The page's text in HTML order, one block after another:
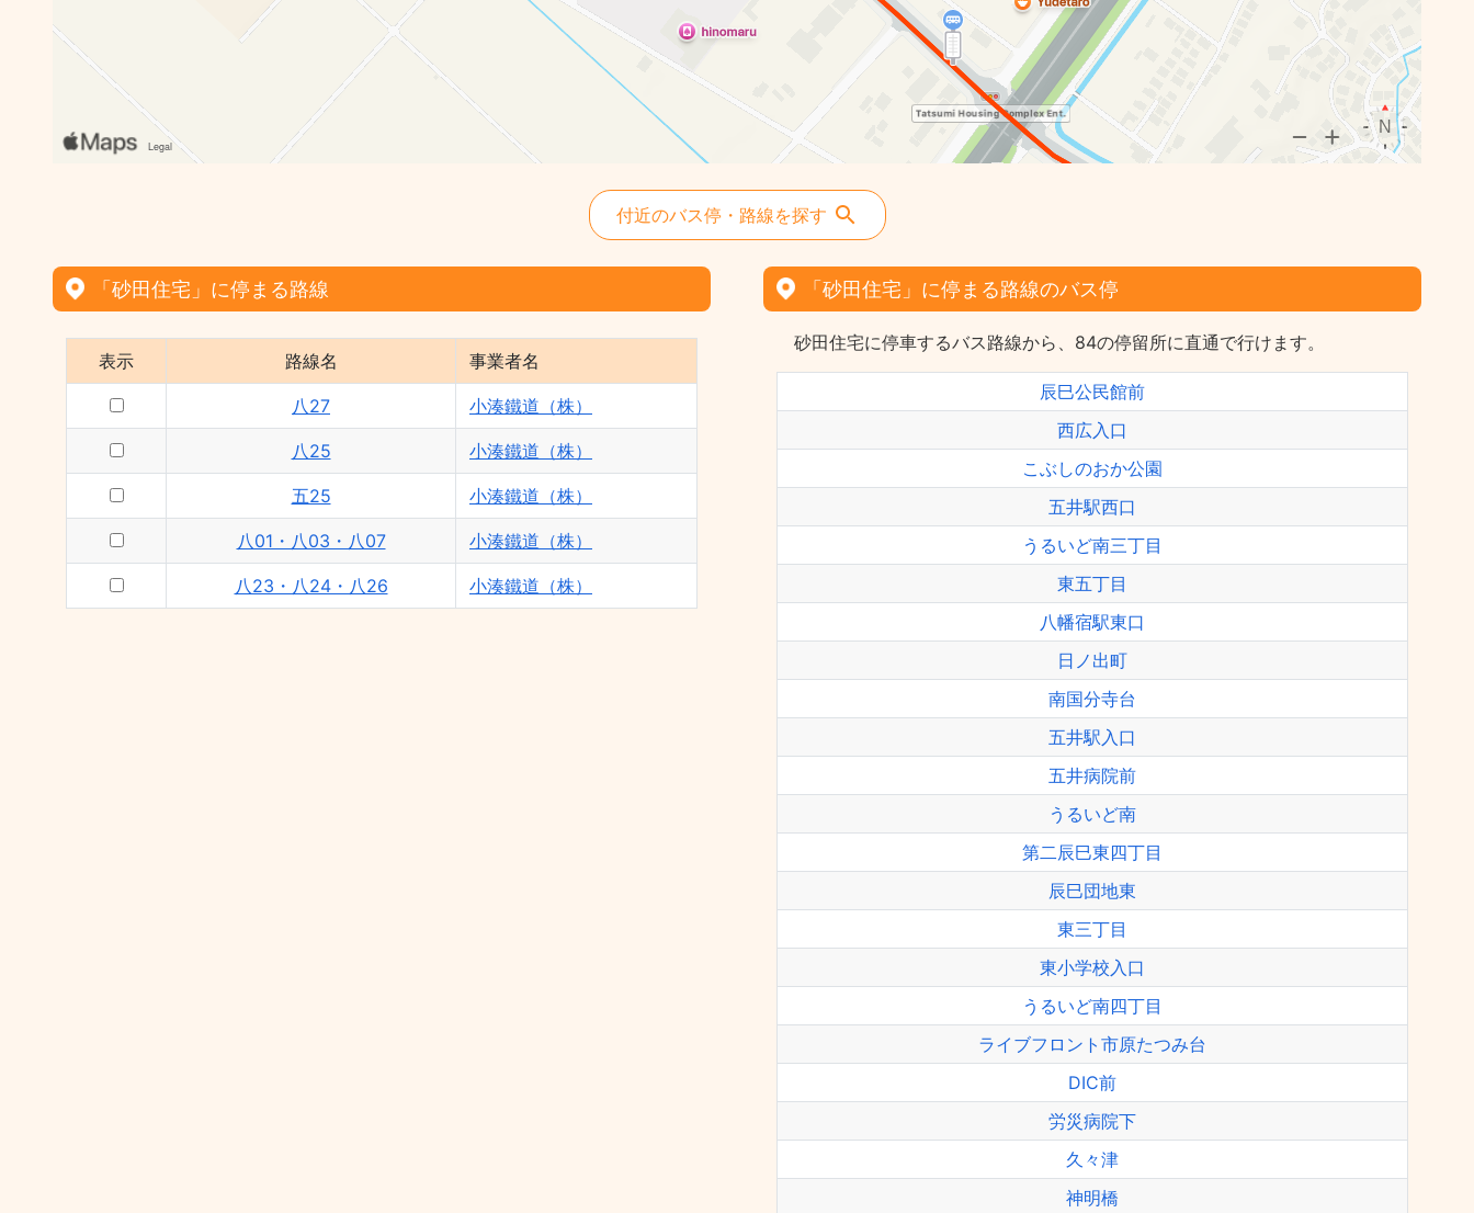
付近のバス停・路線を探す
「砂田住宅」に停まる路線
表示 路線名 事業者名
八27 小湊鐵道（株）
八25 小湊鐵道（株）
五25 小湊鐵道（株）
八01・八03・八07 小湊鐵道（株）
八23・八24・八26 小湊鐵道（株）
「砂田住宅」に停まる路線のバス停
砂田住宅に停車するバス路線から、84の停留所に直通で行けます。
辰巳公民館前
西広入口
こぶしのおか公園
五井駅西口
うるいど南三丁目
東五丁目
八幡宿駅東口
日ノ出町
南国分寺台
五井駅入口
五井病院前
うるいど南
第二辰巳東四丁目
辰巳団地東
東三丁目
東小学校入口
うるいど南四丁目
ライブフロント市原たつみ台
DIC前
労災病院下
久々津
神明橋